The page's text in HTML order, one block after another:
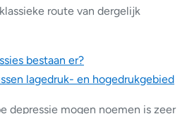
route van dergelijk
bestaan er?
lagedruk- en hogedrukgebied
depressie mogen noemen is zeer